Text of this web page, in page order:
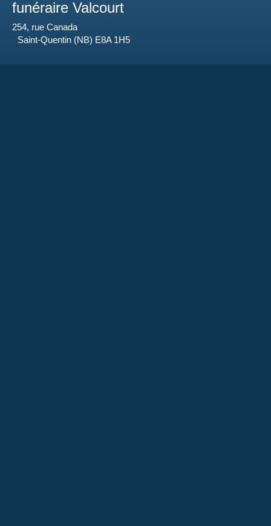
funéraire Valcourt
254, rue Canada
Saint-Quentin (NB) E8A 1H5